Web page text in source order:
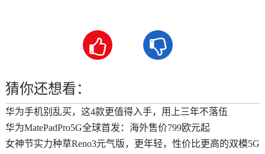
 
猜你还想看：
华为手机别乱买，这4款更值得入手，用上三年不落伍
华为MatePadPro5G全球首发：海外售价799欧元起
女神节实力种草Reno3元气版，更年轻，性价比更高的双模5G